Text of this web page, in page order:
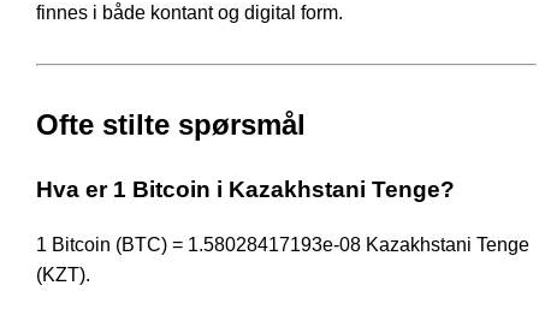
finnes i både kontant og digital form.
Ofte stilte spørsmål
Hva er 1 Bitcoin i Kazakhstani Tenge?
1 Bitcoin (BTC) = 1.58028417193e-08 Kazakhstani Tenge
(KZT).